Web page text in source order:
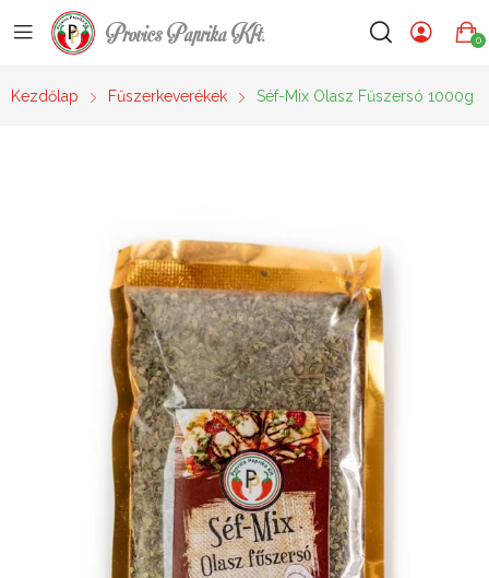
Provics Paprika Kft. 0
Kezdőlap Fűszerkeverékek Séf-Mix Olasz Fűszersó 1000g